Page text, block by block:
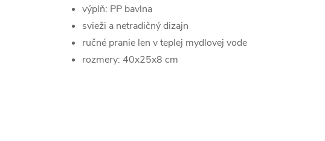
výplň: PP bavlna
svieži a netradičný dizajn
ručné pranie len v teplej mydlovej vode
rozmery: 40x25x8 cm